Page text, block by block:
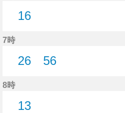
16
7時
26
56
8時
13